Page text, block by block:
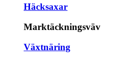
Häcksaxar
Marktäckningsväv
Växtnäring